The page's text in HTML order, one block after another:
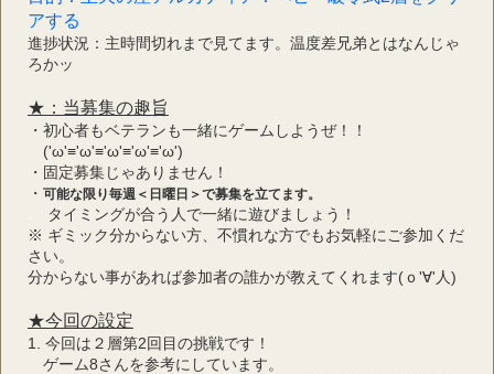
アする
進捗状況：主時間切れまで見てます。温度差兄弟とはなんじゃ
ろかッ
★：当募集の趣旨
・初心者もベテランも一緒にゲームしようぜ！！
('ω'≡'ω'≡'ω'≡'ω'≡'ω')
・固定募集じゃありません！
・ 可能な限り毎週＜日曜日＞で募集を立てます。
タイミングが合う人で一緒に遊びましょう！
※ ギミック分からない方、不慣れな方でもお気軽にご参加くだ
さい。
分からない事があれば参加者の誰かが教えてくれます(ｏ'∀'人)
★今回の設定
1. 今回は２層第2回目の挑戦です！
ゲーム8さんを参考にしています。